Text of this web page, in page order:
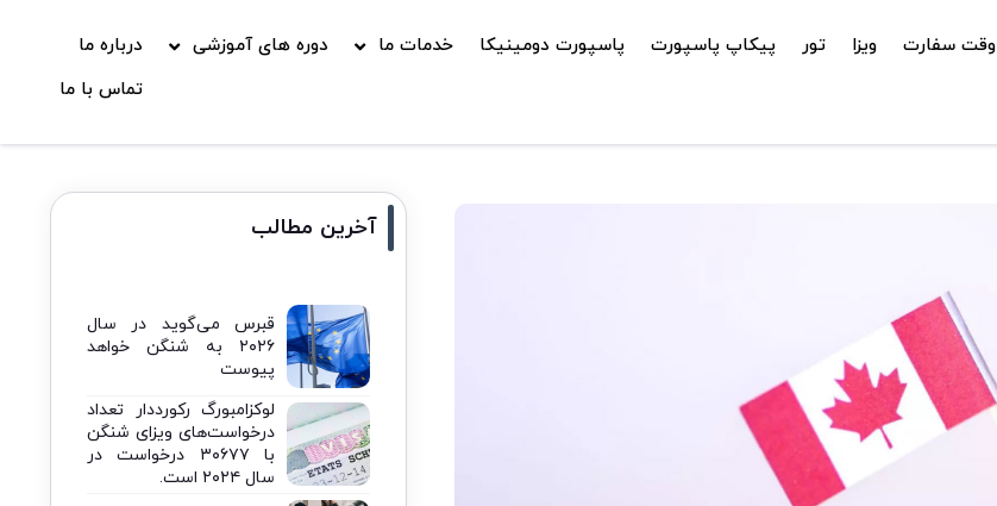
وقت سفارت ویزا تور پیکاپ پاسپورت پاسپورت دومینیکا خدمات ما دوره های آموزشی
درباره ما
تماس با ما
آخرین مطالب
قبرس می‌گوید در سال
۲۰۲۶ به شنگن خواهد
پیوست
لوکزامبورگ رکورددار تعداد
درخواست‌های ویزای شنگن
با ۳۰۶۷۷ درخواست در
سال ۲۰۲۴ است.